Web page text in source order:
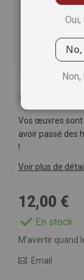
Soyez le premier à
Vos œuvres sont
avoir passé des
!
Voir plus de
12,00 €
En stock
M’avertir quand
Email